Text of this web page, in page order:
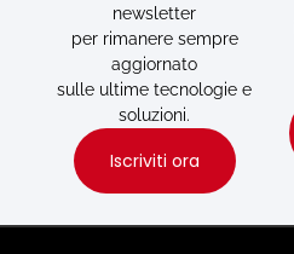
newsletter
per rimanere sempre
aggiornato
sulle ultime tecnologie e
soluzioni.
Iscriviti ora